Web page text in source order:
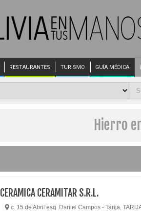
RESTAURANTES TURISMO GUÍA MÉDICA
Hierro
CERAMICA CERAMITAR S.R.L.
c. 15 de Abril esq. Daniel Campos - Tarija,